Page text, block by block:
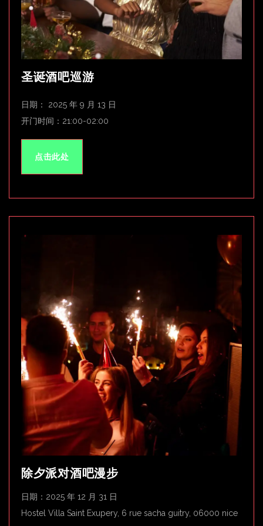
圣诞酒吧巡游
日期： 2025 年 9 月 13 日
开门时间：21:00-02:00
点击此处
除夕派对酒吧漫步
日期：2025 年 12 月 31 日
Hostel Villa Saint Exupery, 6 rue sacha guitry, 06000 nice